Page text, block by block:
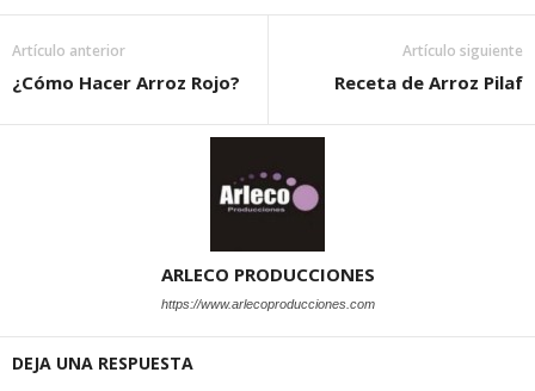
Artículo anterior
¿Cómo Hacer Arroz Rojo?
Artículo siguiente
Receta de Arroz Pilaf
ARLECO PRODUCCIONES
https://www.arlecoproducciones.com
DEJA UNA RESPUESTA